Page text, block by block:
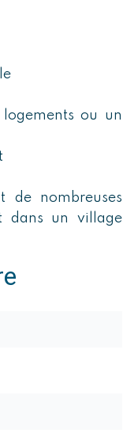
logements ou un
de nombreuses
dans un village